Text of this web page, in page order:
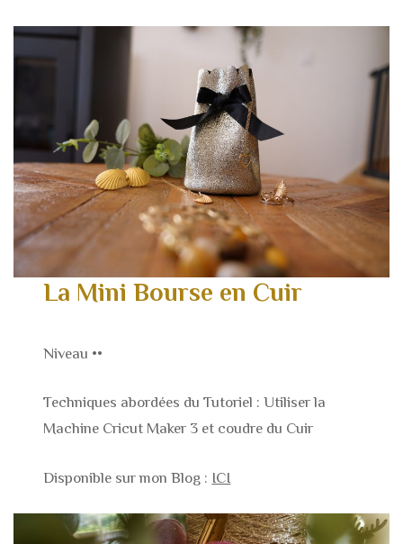
La Mini Bourse en Cuir
Niveau ••
Techniques abordées du Tutoriel : Utiliser la
Machine Cricut Maker 3 et coudre du Cuir
Disponible sur mon Blog : ICI